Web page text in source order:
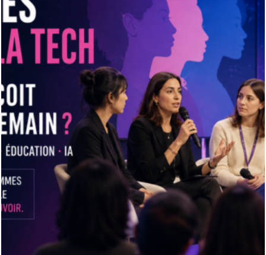
DANS LA TECH, LA PARITÉ N’EST PLUS UN SUJET D’IMAGE